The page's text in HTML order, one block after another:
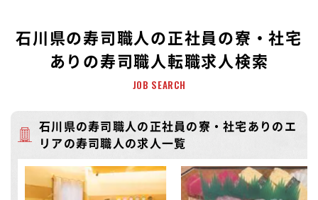
石川県の寿司職人の正社員の寮・社宅
ありの寿司職人転職求人検索
JOB SEARCH
石川県の寿司職人の正社員の寮・社宅ありのエ
リアの寿司職人の求人一覧